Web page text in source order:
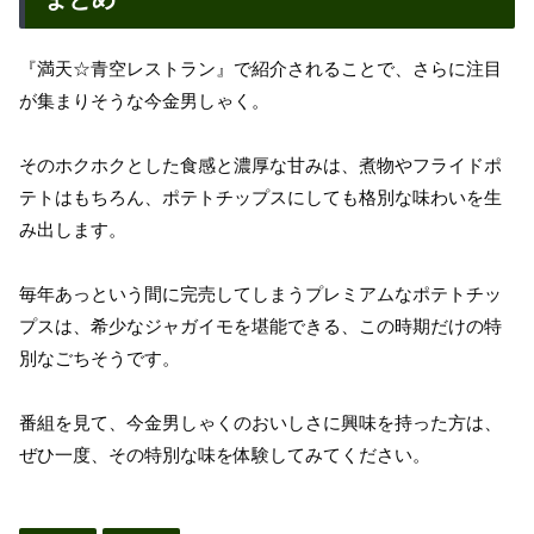
『満天☆青空レストラン』で紹介されることで、さらに注目
が集まりそうな今金男しゃく。
そのホクホクとした食感と濃厚な甘みは、煮物やフライドポ
テトはもちろん、ポテトチップスにしても格別な味わいを生
み出します。
毎年あっという間に完売してしまうプレミアムなポテトチッ
プスは、希少なジャガイモを堪能できる、この時期だけの特
別なごちそうです。
番組を見て、今金男しゃくのおいしさに興味を持った方は、
ぜひ一度、その特別な味を体験してみてください。